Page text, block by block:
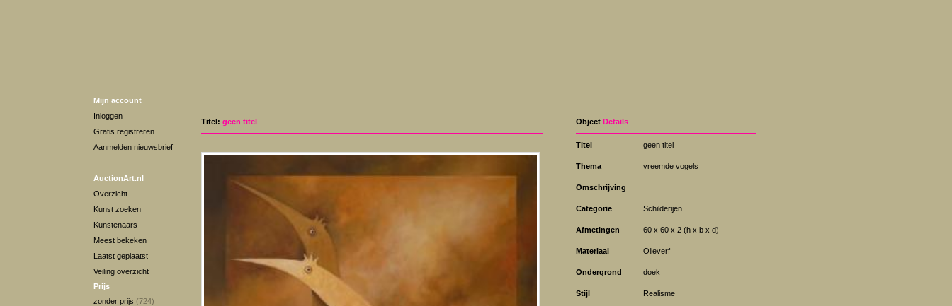
Mijn account
Inloggen
Gratis registreren
Aanmelden nieuwsbrief
AuctionArt.nl
Overzicht
Kunst zoeken
Kunstenaars
Meest bekeken
Laatst geplaatst
Veiling overzicht
Prijs
zonder prijs (724)
Titel: geen titel Object Details
Titel geen titel
Thema vreemde vogels
Omschrijving
Categorie Schilderijen
Afmetingen 60 x 60 x 2 (h x b x d)
Materiaal Olieverf
Ondergrond doek
Stijl Realisme